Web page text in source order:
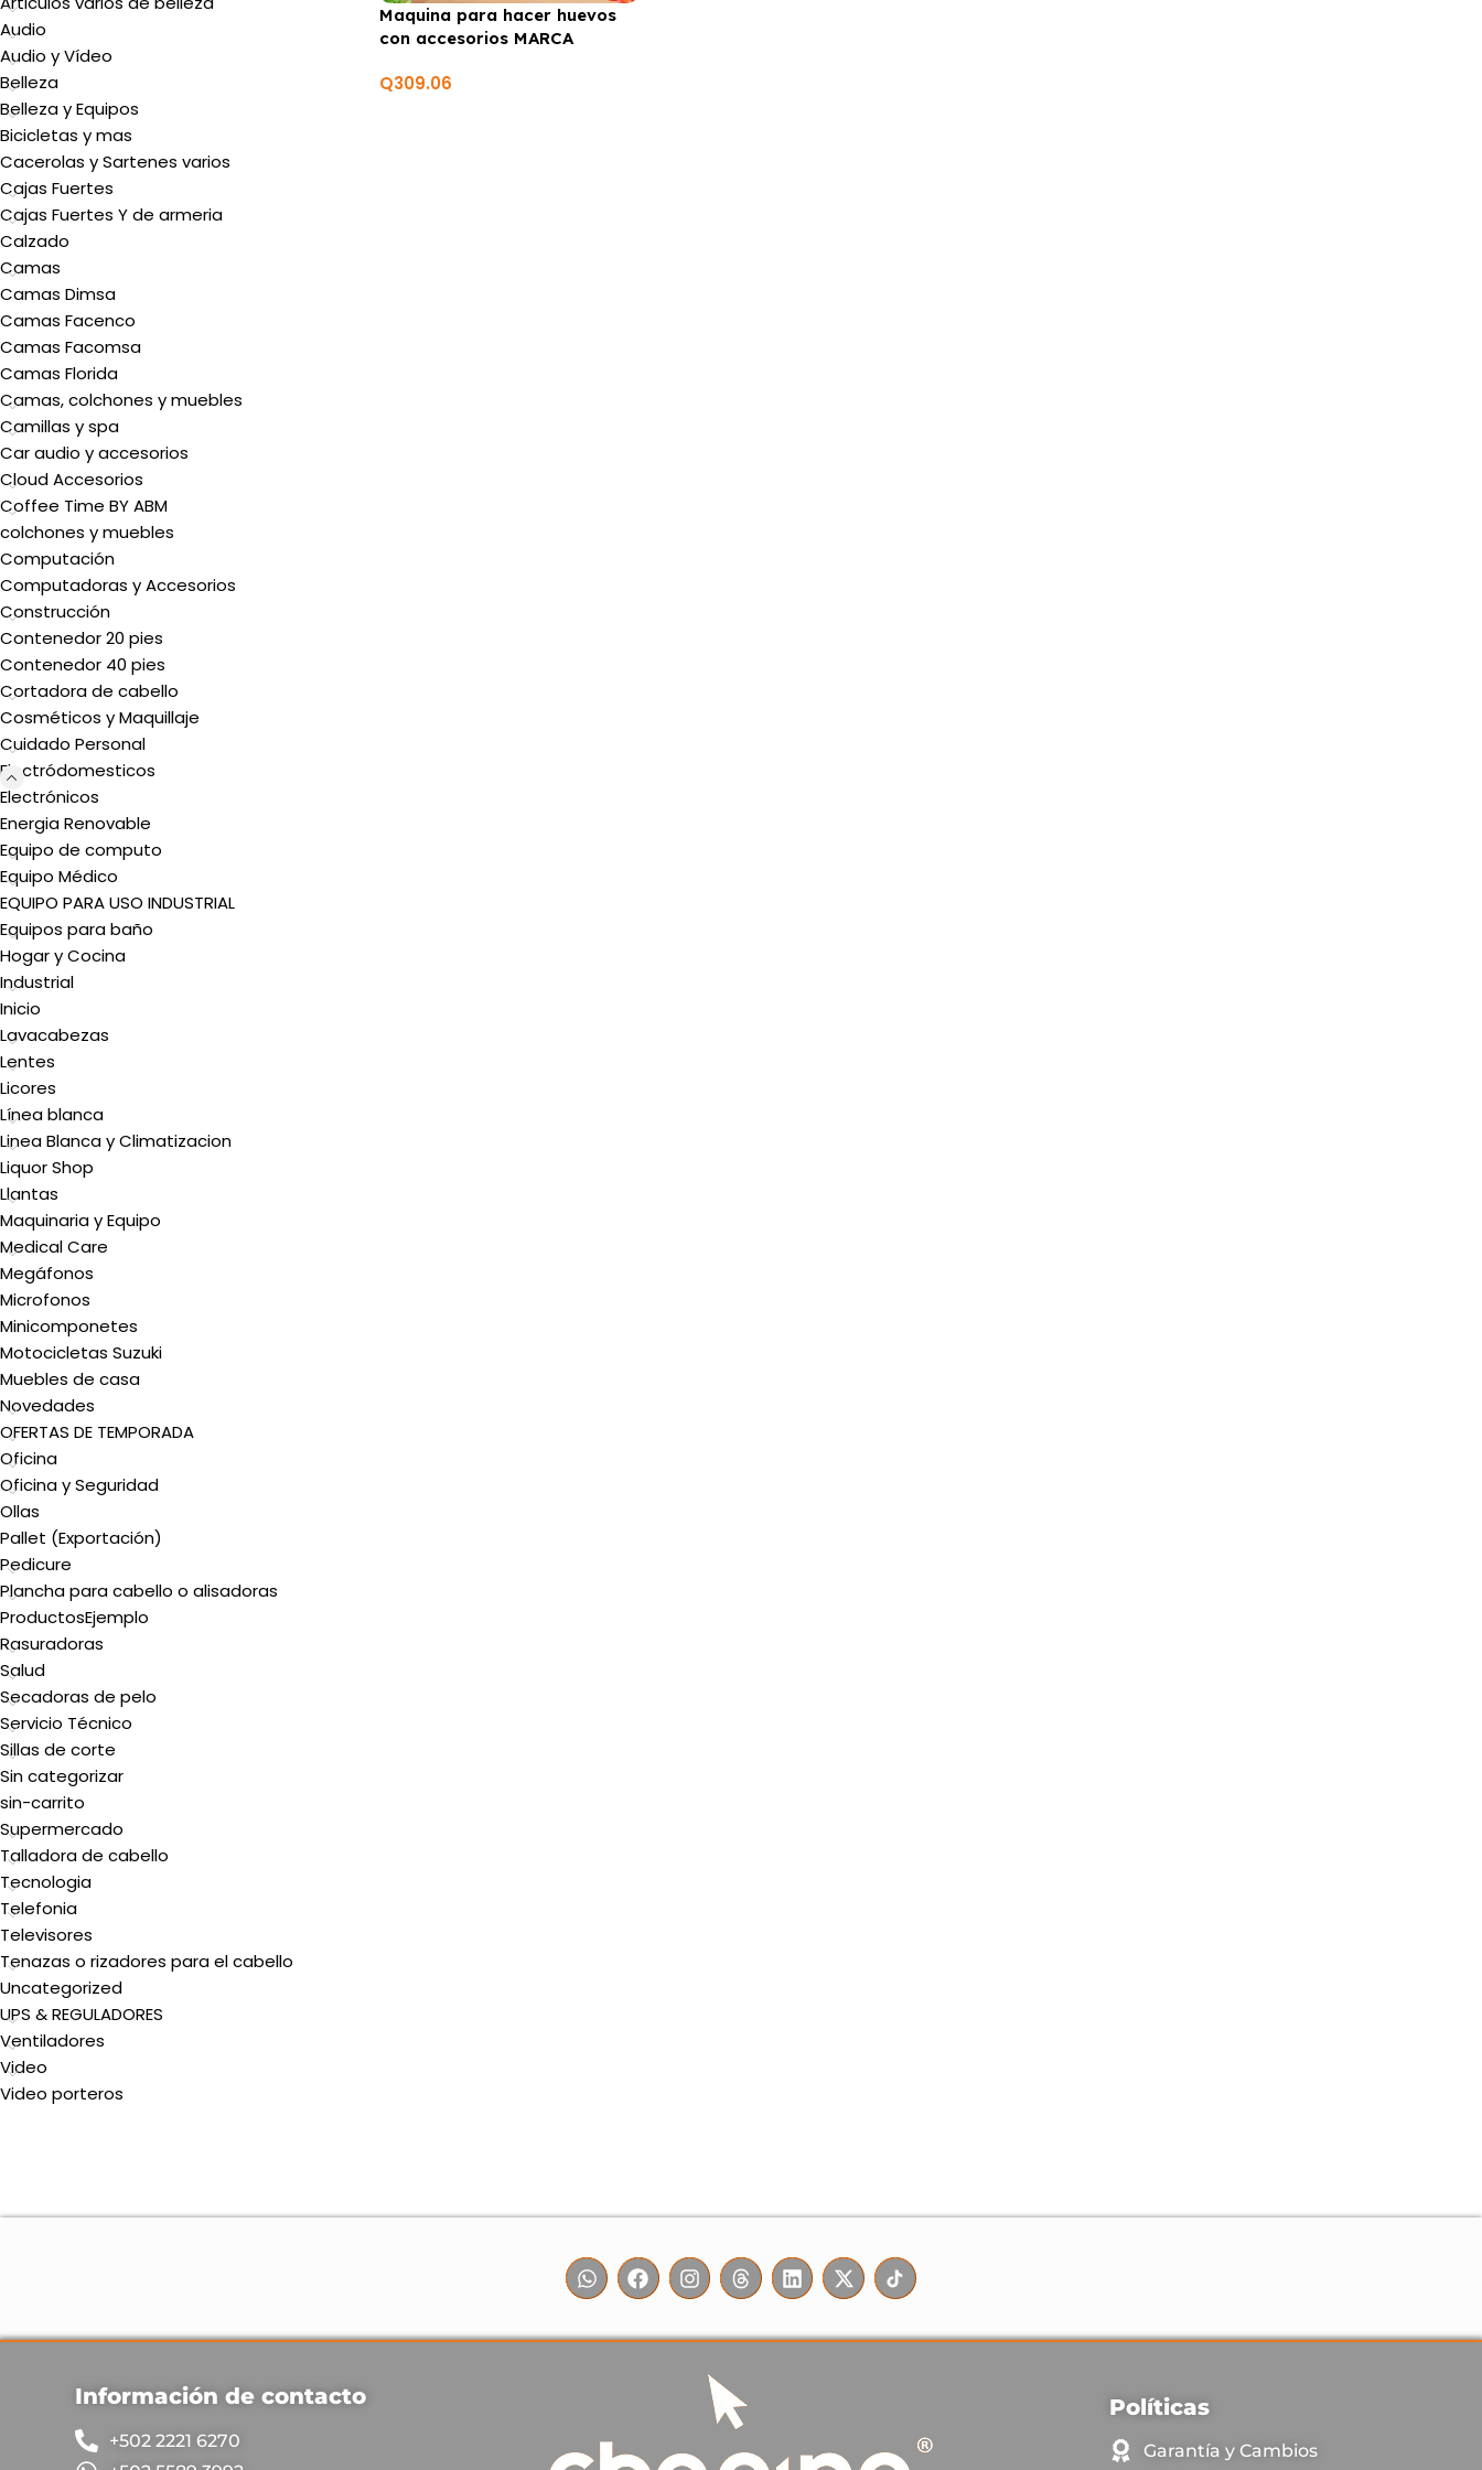
Audio
Audio y Vídeo
Belleza
Belleza y Equipos
Bicicletas y mas
Cacerolas y Sartenes varios
Cajas Fuertes
Cajas Fuertes Y de armeria
Calzado
Camas
Camas Dimsa
Camas Facenco
Camas Facomsa
Camas Florida
Camas, colchones y muebles
Camillas y spa
Car audio y accesorios
Cloud Accesorios
Coffee Time BY ABM
colchones y muebles
Computación
Computadoras y Accesorios
Construcción
Contenedor 20 pies
Contenedor 40 pies
Cortadora de cabello
Cosméticos y Maquillaje
Cuidado Personal
Electródomesticos
Electrónicos
Energia Renovable
Equipo de computo
Equipo Médico
EQUIPO PARA USO INDUSTRIAL
Equipos para baño
Hogar y Cocina
Industrial
Inicio
Lavacabezas
Lentes
Licores
Línea blanca
Linea Blanca y Climatizacion
Liquor Shop
Llantas
Maquinaria y Equipo
Medical Care
Megáfonos
Microfonos
Minicomponetes
Motocicletas Suzuki
Muebles de casa
Novedades
OFERTAS DE TEMPORADA
Oficina
Oficina y Seguridad
Ollas
Pallet (Exportación)
Pedicure
Plancha para cabello o alisadoras
ProductosEjemplo
Rasuradoras
Salud
Secadoras de pelo
Servicio Técnico
Sillas de corte
Sin categorizar
sin-carrito
Supermercado
Talladora de cabello
Tecnologia
Telefonia
Televisores
Tenazas o rizadores para el cabello
Uncategorized
UPS & REGULADORES
Ventiladores
Video
Video porteros
Maquina para hacer huevos
con accesorios MARCA
Q309.06
Información de contacto
+502 2221 6270
Políticas
Garantía y Cambios